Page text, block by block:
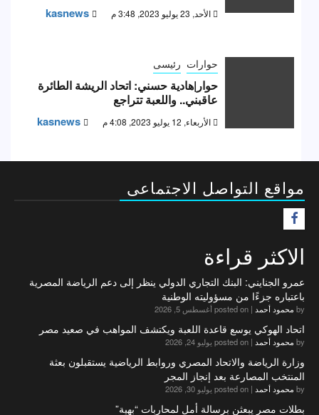
الأحد, 23 يوليو 2023, 3:48 م kasnews
حوارات رئيسى
حوار|هادية حسني: اتحاد الريشة الطائرة
عاقبني.. واللعبة تتراجع
الأربعاء, 12 يوليو 2023, 4:08 م kasnews
مواقع التواصل الاجتماعى
الاكثر قراءة
عمرو الجنايني: البنك التجاري الدولي ينظر إلى دعم الرياضة المصرية
باعتباره جزءًا من مسؤوليته الوطنية
by محمود أحمد | posted on أغسطس 5, 2026
اتحاد الهوكي يوسع قاعدة اللعبة ويكتشف المواهب في صعيد مصر
by محمود أحمد | posted on يوليو 24, 2026
وزارة الرياضة والاتحاد المصري وروابط الرياضية يستقبلون بعثة
المنتخب المصارعة بعد إنجاز المجر
by محمود أحمد | posted on يوليو 30, 2026
بطلات مصر يبعثن برسالة أمل لمحاربات “بهية”